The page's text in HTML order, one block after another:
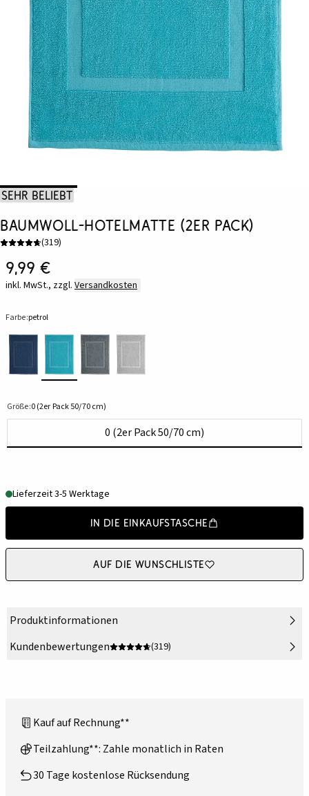
Sehr beliebt
Baumwoll-Hotelmatte (2er Pack)
(319)
9,99 €
inkl. MwSt., zzgl. Versandkosten
Farbe:petrol
Größe:0 (2er Pack 50/70 cm)
0 (2er Pack 50/70 cm)
Lieferzeit 3-5 Werktage
In die Einkaufstasche
Auf die Wunschliste
Produktinformationen
Kundenbewertungen
(319)
Kauf auf Rechnung**
Teilzahlung**: Zahle monatlich in Raten
30 Tage kostenlose Rücksendung